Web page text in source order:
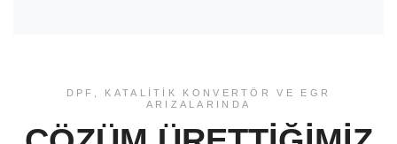
DPF, KATALİTİK KONVERTÖR VE EGR
ARIZALARINDA